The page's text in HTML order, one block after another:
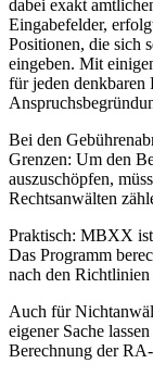
dabei exakt
Eingabefelder,
Positionen, die sich
eingeben. Mit
für jeden
Bei den
Grenzen: Um den
auszuschöpfen,
Rechtsanwälten
Praktisch: MBXX ist
Das Programm
nach den
Auch für
eigener Sache
Berechnung der